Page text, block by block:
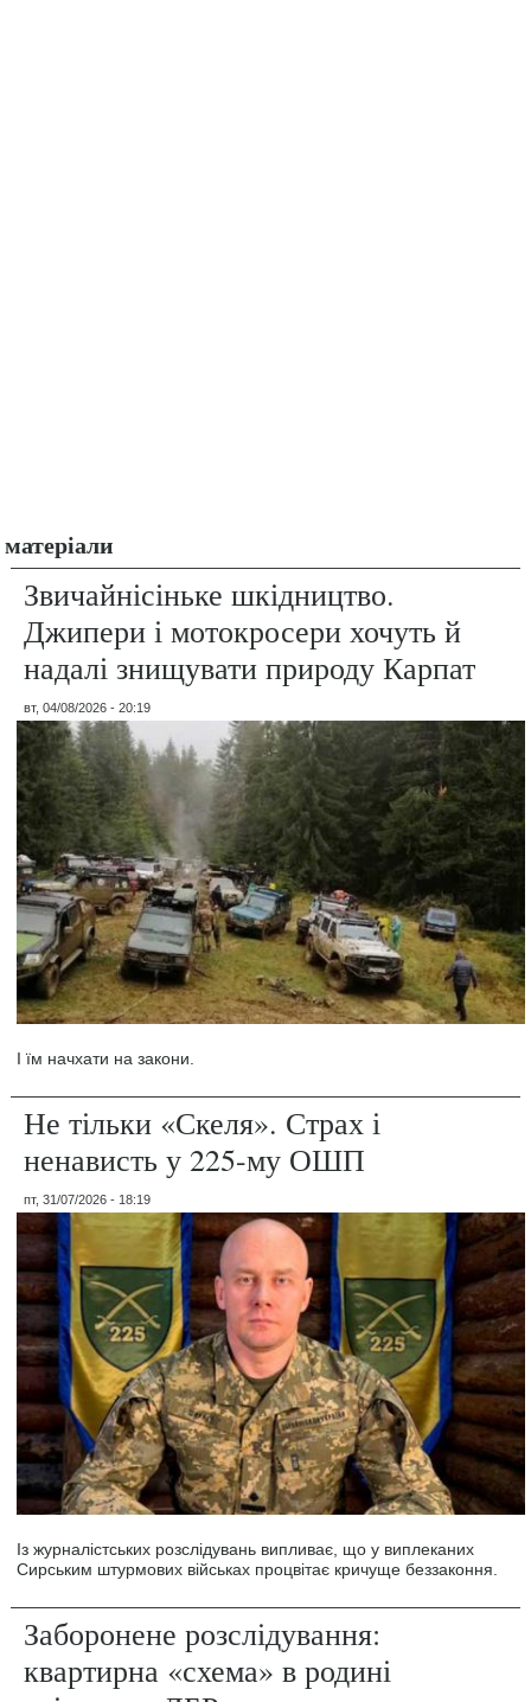
матеріали
Звичайнісіньке шкідництво.
Джипери і мотокросери хочуть й
надалі знищувати природу Карпат
вт, 04/08/2026 - 20:19
І їм начхати на закони.
Не тільки «Скеля». Страх і
ненависть у 225-му ОШП
пт, 31/07/2026 - 18:19
Із журналістських розслідувань випливає, що у виплеканих
Сирським штурмових військах процвітає кричуще беззаконня.
Заборонене розслідування:
квартирна «схема» в родині